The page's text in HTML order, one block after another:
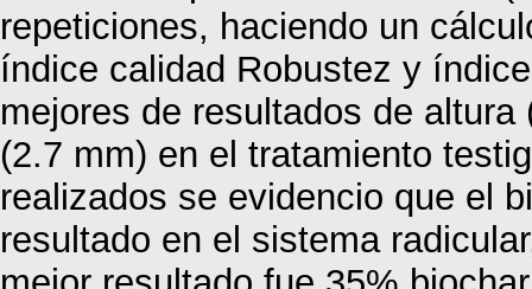
repeticiones, haciendo un
índice calidad Robustez y
mejores de resultados de
(2.7 mm) en el tratamiento
realizados se evidencio que el
resultado en el sistema